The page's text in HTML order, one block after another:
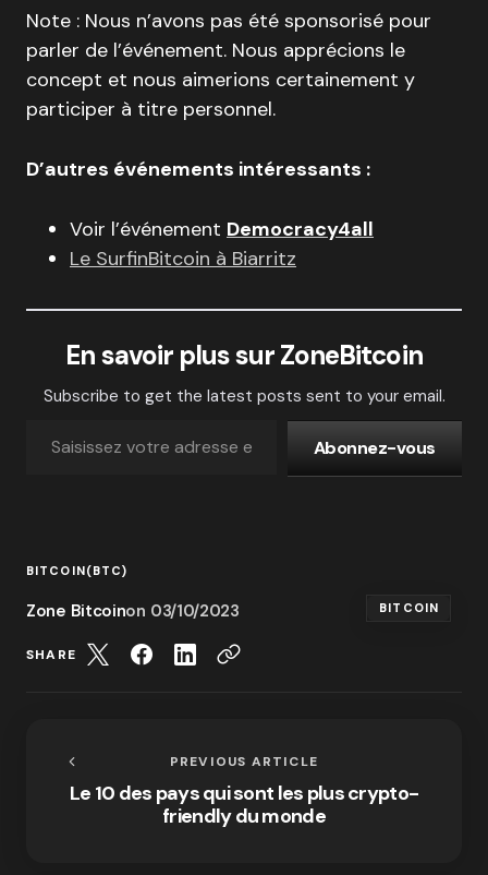
Note : Nous n’avons pas été sponsorisé pour
parler de l’événement. Nous apprécions le
concept et nous aimerions certainement y
participer à titre personnel.
D’autres événements intéressants :
Voir l’événement Democracy4all
Le SurfinBitcoin à Biarritz
En savoir plus sur ZoneBitcoin
Subscribe to get the latest posts sent to your email.
Abonnez-vous
BITCOIN(BTC)
Zone Bitcoinon 03/10/2023 BITCOIN
SHARE
PREVIOUS ARTICLE
Le 10 des pays qui sont les plus crypto-
friendly du monde